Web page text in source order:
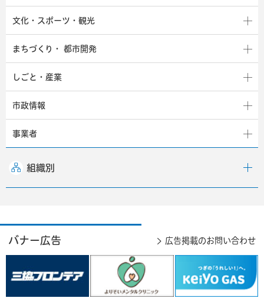
文化・スポーツ・観光
まちづくり・ 都市開発
しごと・産業
市政情報
事業者
組織別
バナー広告 広告掲載のお問い合わせ